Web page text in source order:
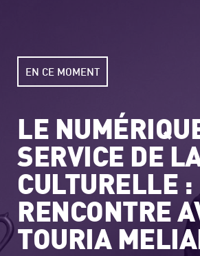
EN CE MOMENT
LE
SERVICE DE
CULTURELLE :
RENCONTRE
TOURIA